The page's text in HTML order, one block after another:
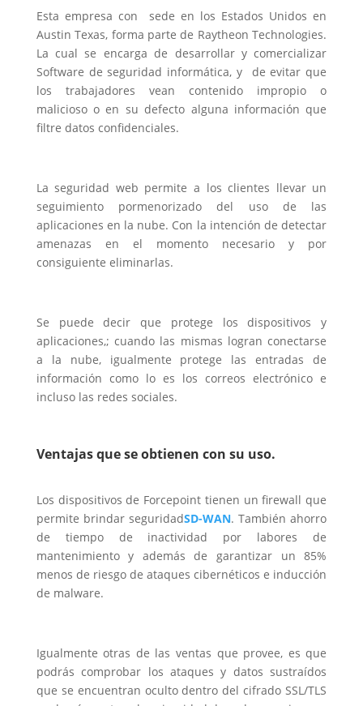
Esta empresa con sede en los Estados Unidos en
Austin Texas, forma parte de Raytheon Technologies.
La cual se encarga de desarrollar y comercializar
Software de seguridad informática, y de evitar que
los trabajadores vean contenido impropio o
malicioso o en su defecto alguna información que
filtre datos confidenciales.
La seguridad web permite a los clientes llevar un
seguimiento pormenorizado del uso de las
aplicaciones en la nube. Con la intención de detectar
amenazas en el momento necesario y por
consiguiente eliminarlas.
Se puede decir que protege los dispositivos y
aplicaciones,; cuando las mismas logran conectarse
a la nube, igualmente protege las entradas de
información como lo es los correos electrónico e
incluso las redes sociales.
Ventajas que se obtienen con su uso.
Los dispositivos de Forcepoint tienen un firewall que
permite brindar seguridadSD-WAN. También ahorro
de tiempo de inactividad por labores de
mantenimiento y además de garantizar un 85%
menos de riesgo de ataques cibernéticos e inducción
de malware.
Igualmente otras de las ventas que provee, es que
podrás comprobar los ataques y datos sustraídos
que se encuentran oculto dentro del cifrado SSL/TLS